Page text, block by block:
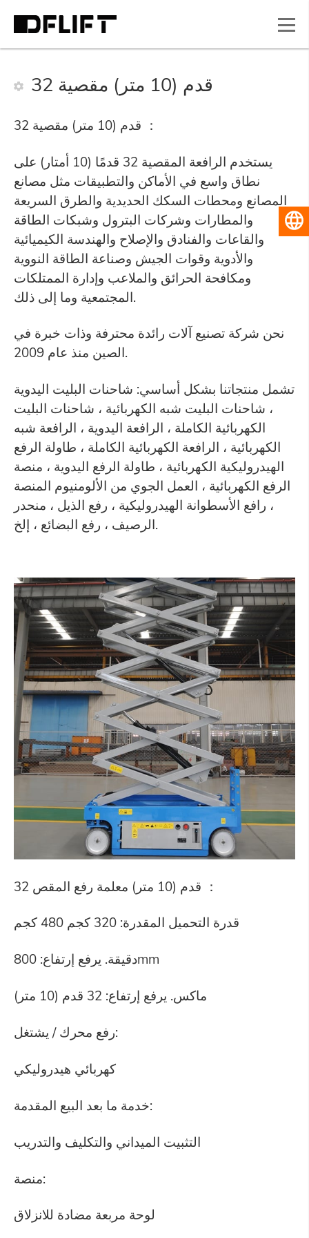
32 قدم (10 متر) مقصية
32 قدم (10 متر) مقصية ：
يستخدم الرافعة المقصية 32 قدمًا (10 أمتار) على
نطاق واسع في الأماكن والتطبيقات مثل مصانع
المصانع ومحطات السكك الحديدية والطرق السريعة
والمطارات وشركات البترول وشبكات الطاقة
والقاعات والفنادق والإصلاح والهندسة الكيميائية
والأدوية وقوات الجيش وصناعة الطاقة النووية
ومكافحة الحرائق والملاعب وإدارة الممتلكات
المجتمعية وما إلى ذلك.
نحن شركة تصنيع آلات رائدة محترفة وذات خبرة في
الصين منذ عام 2009.
تشمل منتجاتنا بشكل أساسي: شاحنات البليت اليدوية
، شاحنات البليت شبه الكهربائية ، شاحنات البليت
الكهربائية الكاملة ، الرافعة اليدوية ، الرافعة شبه
الكهربائية ، الرافعة الكهربائية الكاملة ، طاولة الرفع
الهيدروليكية الكهربائية ، طاولة الرفع اليدوية ، منصة
الرفع الكهربائية ، العمل الجوي من الألومنيوم المنصة
، رافع الأسطوانة الهيدروليكية ، رفع الذيل ، منحدر
الرصيف ، رفع البضائع ، إلخ.
32 قدم (10 متر) معلمة رفع المقص ：
قدرة التحميل المقدرة: 320 كجم 480 كجم
دقيقة. يرفع إرتفاع: 800mm
ماكس. يرفع إرتفاع: 32 قدم (10 متر)
رفع محرك / يشتغل:
كهربائي هيدروليكي
خدمة ما بعد البيع المقدمة:
التثبيت الميداني والتكليف والتدريب
منصة:
لوحة مربعة مضادة للانزلاق
العربية